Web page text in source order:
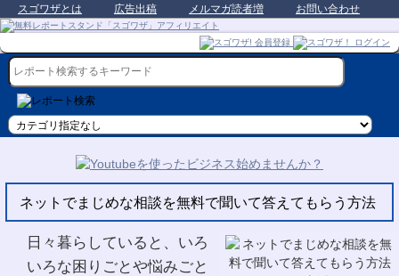
スゴワザとは 広告出稿 メルマガ読者増 お問い合わせ
ネットでまじめな相談を無料で聞いて答えてもらう方法
日々暮らしていると、いろ
いろな困りごとや悩みごと